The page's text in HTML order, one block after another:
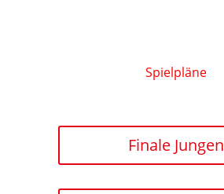
Spielpläne
Finale Jungen